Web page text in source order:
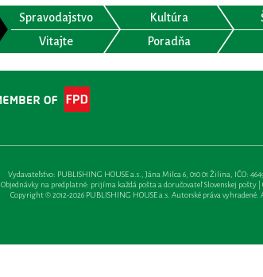
Spravodajstvo Kultúra
Vitajte
Poradňa
Vydavateľsťvo: PUBLISHING HOUSE a.s., Jána Milca 6, 010 01 Žilina, IČO:
Objednávky na predplatné: prijíma každá pošta a doručovateľ Slovenskej pošty
Copyright © 2012-2026 PUBLISHING HOUSE a.s. Autorské práva